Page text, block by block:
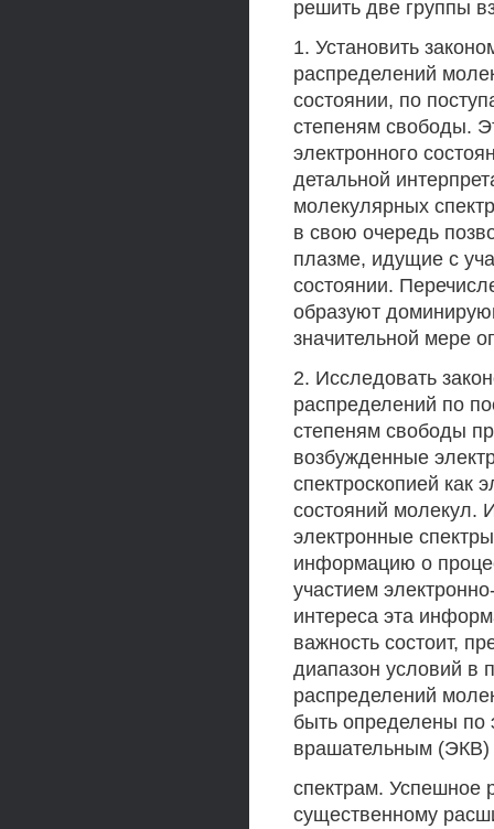
решить две группы
1. Установить
распределений
состоянии, по
степеням свободы.
электронного
детальной
молекулярных
в свою очередь
плазме, идущие с
состоянии.
образуют
значительной мере
2. Исследовать
распределений по
степеням свободы
возбужденные
спектроскопией как
состояний молекул.
электронные
информацию о
участием
интереса эта
важность состоит,
диапазон условий в
распределений
быть определены по
врашательным (ЭКВ)
спектрам. Успешное
существенному